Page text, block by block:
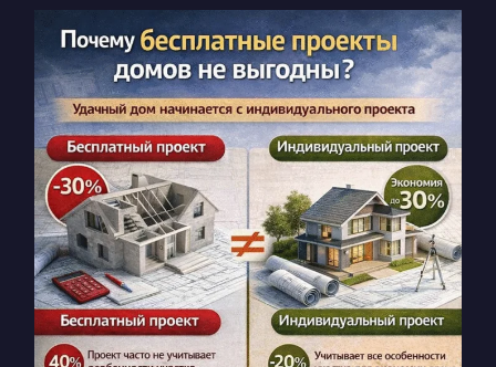
О КОМПАНИИ
КОНТАКТЫ
БЛОГ
RU UK
+380671500551
Заказать звонок сейчас